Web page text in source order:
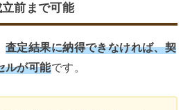
前まで可能
査定結果に納得できなければ、契
ルが可能です。